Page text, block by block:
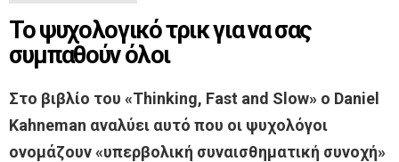
Το ψυχολογικό τρικ για να σας
συμπαθούν όλοι
Στο βιβλίο του «Thinking, Fast and Slow» ο Daniel
Kahneman αναλύει αυτό που οι ψυχολόγοι
ονομάζουν «υπερβολική συναισθηματική συνοχή»